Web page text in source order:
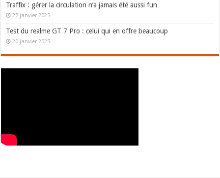
Traffix : gérer la circulation n’a jamais été aussi fun
27 janvier 2025
Test du realme GT 7 Pro : celui qui en offre beaucoup
20 janvier 2025